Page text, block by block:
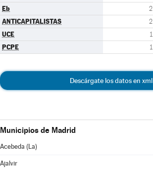
Eb 2
ANTICAPITALISTAS 2
UCE 1
PCPE 1
Descárgate los datos en xml
Municipios de Madrid
Acebeda (La)
Ajalvir